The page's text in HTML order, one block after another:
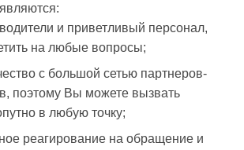
и приветливый персонал,
на любые вопросы;
с большой сетью партнеров-
поэтому Вы можете вызвать
в любую точку;
реагирование на обращение и